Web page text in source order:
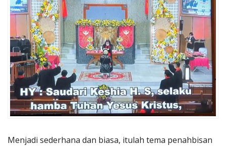
Penerbitan
Menjadi sederhana dan biasa, itulah tema penahbisan